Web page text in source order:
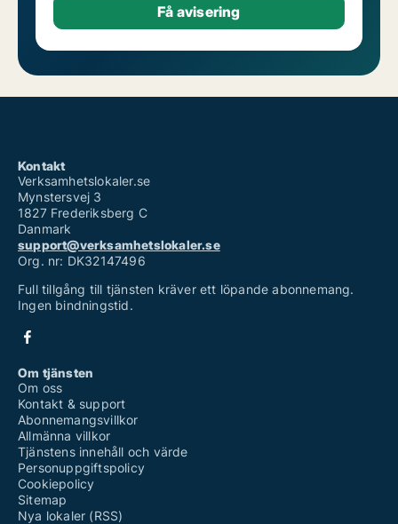
Kontakt
Verksamhetslokaler.se
Mynstersvej 3
1827 Frederiksberg C
Danmark
support@verksamhetslokaler.se
Org. nr: DK32147496
Full tillgång till tjänsten kräver ett löpande abonnemang.
Ingen bindningstid.
Om tjänsten
Om oss
Kontakt & support
Abonnemangsvillkor
Allmänna villkor
Tjänstens innehåll och värde
Personuppgiftspolicy
Cookiepolicy
Sitemap
Nya lokaler (RSS)